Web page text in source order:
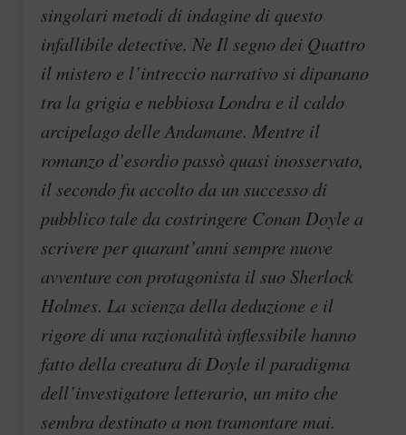
singolari metodi di indagine di questo
infallibile detective. Ne Il segno dei Quattro
il mistero e l’intreccio narrativo si dipanano
tra la grigia e nebbiosa Londra e il caldo
arcipelago delle Andamane. Mentre il
romanzo d’esordio passò quasi inosservato,
il secondo fu accolto da un successo di
pubblico tale da costringere Conan Doyle a
scrivere per quarant’anni sempre nuove
avventure con protagonista il suo Sherlock
Holmes. La scienza della deduzione e il
rigore di una razionalità inflessibile hanno
fatto della creatura di Doyle il paradigma
dell’investigatore letterario, un mito che
sembra destinato a non tramontare mai.